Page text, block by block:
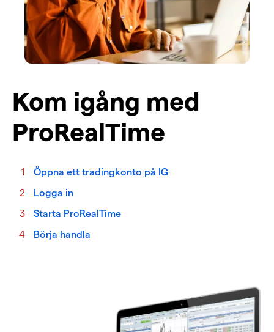
Kom igång med
ProRealTime
Öppna ett tradingkonto på IG
Logga in
Starta ProRealTime
Börja handla